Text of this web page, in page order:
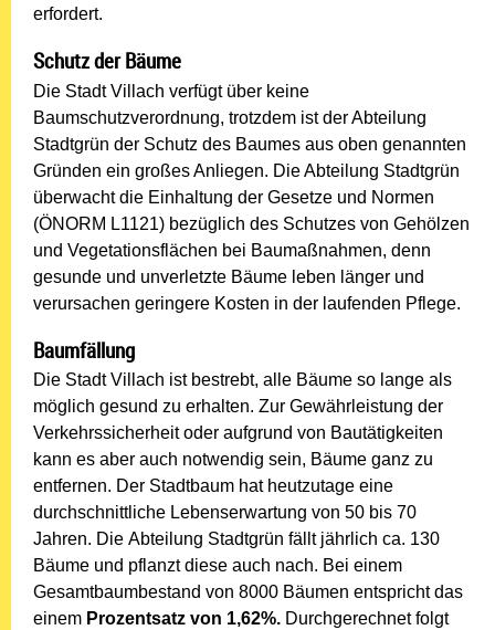
erfordert.
Schutz der Bäume
Die Stadt Villach verfügt über keine
Baumschutzverordnung, trotzdem ist der Abteilung
Stadtgrün der Schutz des Baumes aus oben genannten
Gründen ein großes Anliegen. Die Abteilung Stadtgrün
überwacht die Einhaltung der Gesetze und Normen
(ÖNORM L1121) bezüglich des Schutzes von Gehölzen
und Vegetationsflächen bei Baumaßnahmen, denn
gesunde und unverletzte Bäume leben länger und
verursachen geringere Kosten in der laufenden Pflege.
Baumfällung
Die Stadt Villach ist bestrebt, alle Bäume so lange als
möglich gesund zu erhalten. Zur Gewährleistung der
Verkehrssicherheit oder aufgrund von Bautätigkeiten
kann es aber auch notwendig sein, Bäume ganz zu
entfernen. Der Stadtbaum hat heutzutage eine
durchschnittliche Lebenserwartung von 50 bis 70
Jahren. Die Abteilung Stadtgrün fällt jährlich ca. 130
Bäume und pflanzt diese auch nach. Bei einem
Gesamtbaumbestand von 8000 Bäumen entspricht das
einem Prozentsatz von 1,62%. Durchgerechnet folgt